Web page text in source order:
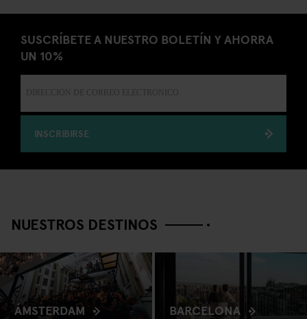
SUSCRÍBETE A NUESTRO BOLETÍN Y AHORRA
UN 10%
INSCRIBIRSE
NUESTROS DESTINOS
ÁMSTERDAM BARCELONA